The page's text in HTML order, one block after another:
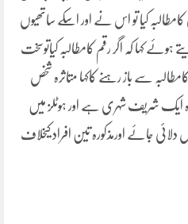
کامطالبہ کیا تو اس نے اور اسکے ساتھیوں
ہوئے کہا کہ اگر رقم کامطالبہ کیاتوسخت
سے باز رہنے کاکہا متاثرہ شخص
ایک شریف شہری ہے اور ہوٹلز میں
دلائی جائے اورمذکورہ تین افراد کیخلاف